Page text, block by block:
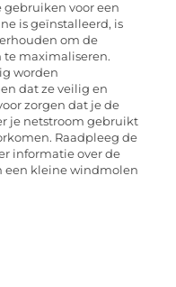
voor een
is geïnstalleerd, is
om de
te maximaliseren.
worden
dat ze veilig en
zorgen dat je de
je netstroom gebruikt
Raadpleeg de
informatie over de
een kleine windmolen